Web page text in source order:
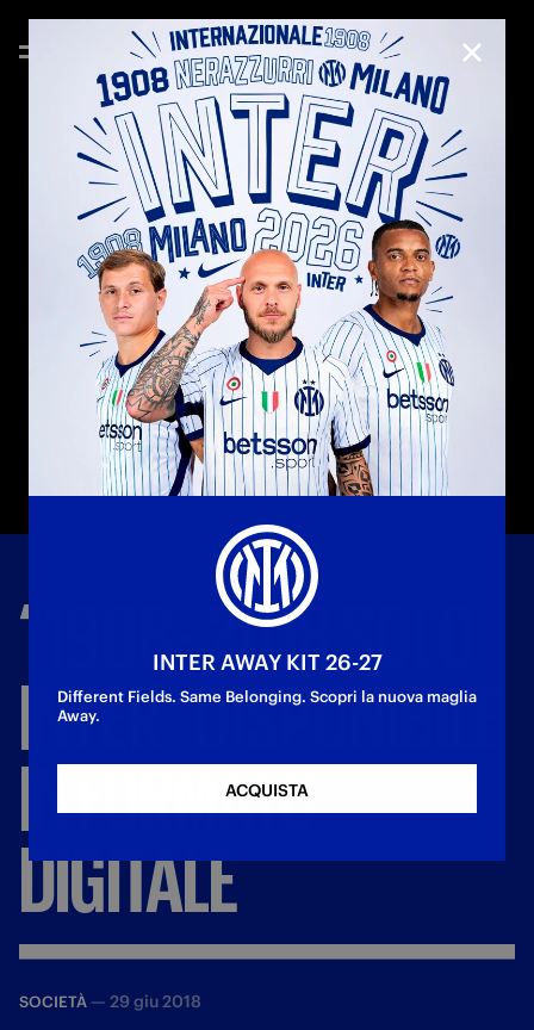
“1908-2018SOLO
INTER"DISPONIBILE
INFORMATO
DIGITALE
SOCIETÀ — 29 giu 2018
INTER AWAY KIT 26-27
Different Fields. Same Belonging. Scopri la nuova maglia
Away.
ACQUISTA